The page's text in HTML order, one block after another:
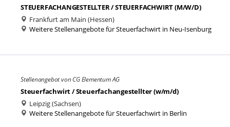
STEUERFACHANGESTELLTER / STEUERFACHWIRT (M/W/D)
Frankfurt am Main (Hessen)
Weitere Stellenangebote für Steuerfachwirt in Neu-Isenburg
Stellenangebot von CG Elementum AG
Steuerfachwirt / Steuerfachangestellter (w/m/d)
Leipzig (Sachsen)
Weitere Stellenangebote für Steuerfachwirt in Berlin